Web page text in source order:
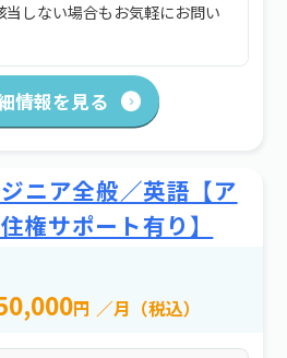
しない場合もお気軽にお問い
情報を見る
ニア全般／英語【ア
権サポート有り】
円 ／月（税込）